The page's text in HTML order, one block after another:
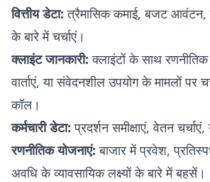
वित्तीय डेटा: त्रैमासिक कमाई, बजट आवंटन,
के बारे में चर्चाएं।
क्लाइंट जानकारी: क्लाइंटों के साथ
वार्ताएं, या संवेदनशील उपयोग के मामलों पर
कॉल।
कर्मचारी डेटा: प्रदर्शन समीक्षाएं, वेतन
रणनीतिक योजनाएं: बाजार में प्रवेश,
अवधि के व्यावसायिक लक्ष्यों के बारे में बहसें।